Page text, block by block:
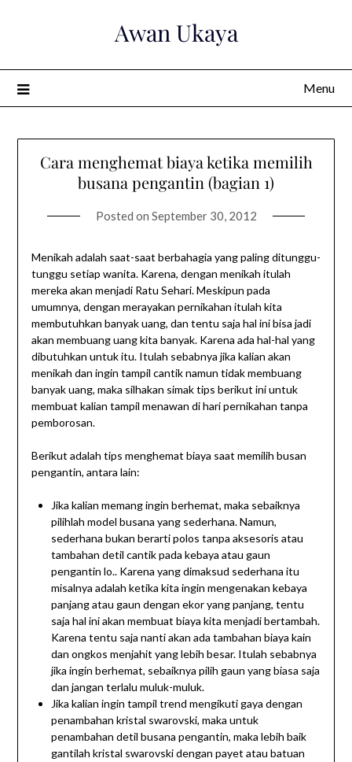
Awan Ukaya
Menu
Cara menghemat biaya ketika memilih
busana pengantin (bagian 1)
Posted on September 30, 2012
Menikah adalah saat-saat berbahagia yang paling ditunggu-
tunggu setiap wanita. Karena, dengan menikah itulah
mereka akan menjadi Ratu Sehari. Meskipun pada
umumnya, dengan merayakan pernikahan itulah kita
membutuhkan banyak uang, dan tentu saja hal ini bisa jadi
akan membuang uang kita banyak. Karena ada hal-hal yang
dibutuhkan untuk itu. Itulah sebabnya jika kalian akan
menikah dan ingin tampil cantik namun tidak membuang
banyak uang, maka silhakan simak tips berikut ini untuk
membuat kalian tampil menawan di hari pernikahan tanpa
pemborosan.
Berikut adalah tips menghemat biaya saat memilih busan
pengantin, antara lain:
Jika kalian memang ingin berhemat, maka sebaiknya
pilihlah model busana yang sederhana. Namun,
sederhana bukan berarti polos tanpa aksesoris atau
tambahan detil cantik pada kebaya atau gaun
pengantin lo.. Karena yang dimaksud sederhana itu
misalnya adalah ketika kita ingin mengenakan kebaya
panjang atau gaun dengan ekor yang panjang, tentu
saja hal ini akan membuat biaya kita menjadi bertambah.
Karena tentu saja nanti akan ada tambahan biaya kain
dan ongkos menjahit yang lebih besar. Itulah sebabnya
jika ingin berhemat, sebaiknya pilih gaun yang biasa saja
dan jangan terlalu muluk-muluk.
Jika kalian ingin tampil trend mengikuti gaya dengan
penambahan kristal swarovski, maka untuk
penambahan detil busana pengantin, maka lebih baik
gantilah kristal swarovski dengan payet atau batuan